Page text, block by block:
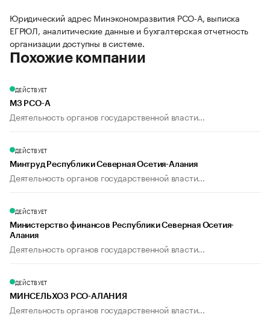
Юридический адрес Минэкономразвития РСО-А, выписка
ЕГРЮЛ, аналитические данные и бухгалтерская отчетность
организации доступны в системе.
Похожие компании
ДЕЙСТВУЕТ
МЗ РСО-А
Деятельность органов государственной власти...
ДЕЙСТВУЕТ
Минтруд Республики Северная Осетия-Алания
Деятельность органов государственной власти...
ДЕЙСТВУЕТ
Министерство финансов Республики Северная Осетия-
Алания
Деятельность органов государственной власти...
ДЕЙСТВУЕТ
МИНСЕЛЬХОЗ РСО-АЛАНИЯ
Деятельность органов государственной власти...